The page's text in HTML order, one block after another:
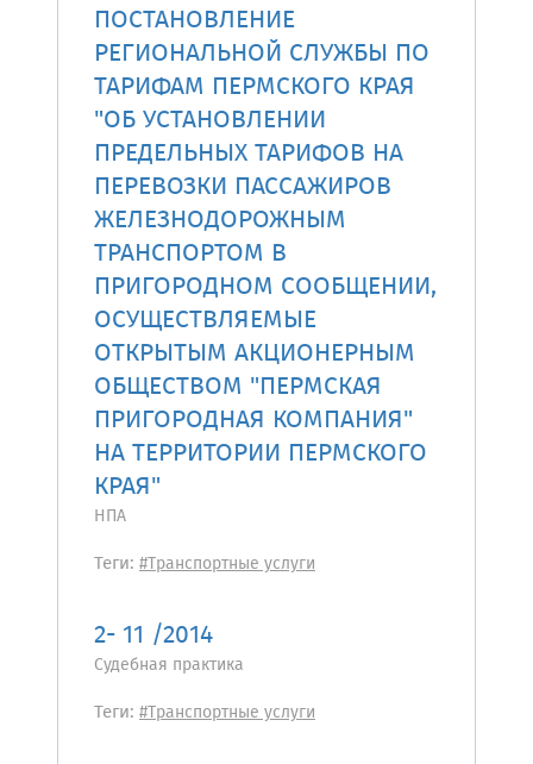
ПОСТАНОВЛЕНИЕ
РЕГИОНАЛЬНОЙ СЛУЖБЫ ПО
ТАРИФАМ ПЕРМСКОГО КРАЯ
"ОБ УСТАНОВЛЕНИИ
ПРЕДЕЛЬНЫХ ТАРИФОВ НА
ПЕРЕВОЗКИ ПАССАЖИРОВ
ЖЕЛЕЗНОДОРОЖНЫМ
ТРАНСПОРТОМ В
ПРИГОРОДНОМ СООБЩЕНИИ,
ОСУЩЕСТВЛЯЕМЫЕ
ОТКРЫТЫМ АКЦИОНЕРНЫМ
ОБЩЕСТВОМ "ПЕРМСКАЯ
ПРИГОРОДНАЯ КОМПАНИЯ"
НА ТЕРРИТОРИИ ПЕРМСКОГО
КРАЯ"
НПА
Теги: #Транспортные услуги
2- 11 /2014
Судебная практика
Теги: #Транспортные услуги